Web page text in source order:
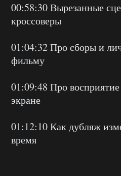
00:58:30 Вырезанные
кроссоверы
01:04:32 Про сборы и
фильму
01:09:48 Про
экране
01:12:10 Как дубляж
время